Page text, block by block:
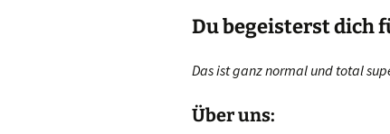
Du begeisterst dich
Das ist ganz nor­mal und total
Über uns: